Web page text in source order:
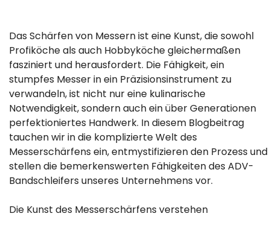
Das Schärfen von Messern ist eine Kunst, die sowohl
Profiköche als auch Hobbyköche gleichermaßen
fasziniert und herausfordert. Die Fähigkeit, ein
stumpfes Messer in ein Präzisionsinstrument zu
verwandeln, ist nicht nur eine kulinarische
Notwendigkeit, sondern auch ein über Generationen
perfektioniertes Handwerk. In diesem Blogbeitrag
tauchen wir in die komplizierte Welt des
Messerschärfens ein, entmystifizieren den Prozess und
stellen die bemerkenswerten Fähigkeiten des ADV-
Bandschleifers unseres Unternehmens vor.
Die Kunst des Messerschärfens verstehen